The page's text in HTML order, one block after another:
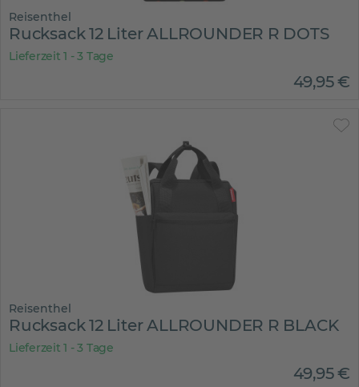
Reisenthel
Rucksack 12 Liter ALLROUNDER R DOTS
Lieferzeit 1 - 3 Tage
49,95€
Reisenthel
Rucksack 12 Liter ALLROUNDER R BLACK
Lieferzeit 1 - 3 Tage
49,95€